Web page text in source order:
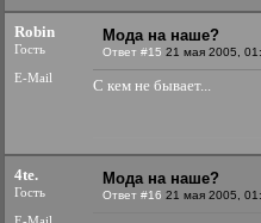
Robin
Гость
E-Mail
Мода на наше?
Ответ #15 21 мая 2005,
С кем не бывает...
4te.
Гость
Мода на наше?
Ответ #16 21 мая 2005,